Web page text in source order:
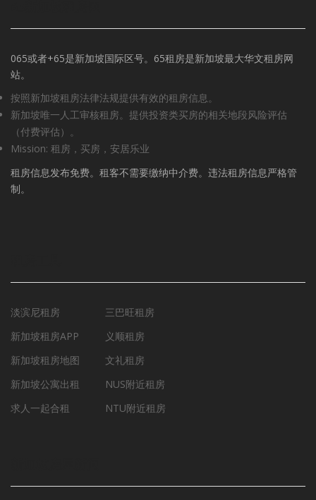
065或者+65是新加坡国际区号。65租房是新加坡最大华文租房网
站。
按照新加坡租房法律法规提供有效的租房信息。
新加坡唯一人工审核租房。提供投资类买房的相关地段风险评估
（付费评估）。
Mission: 租房，买房，安居乐业
租房信息发布免费。租客不需要缴纳中介费。违法租房信息严格管
制。
淡滨尼租房
新加坡租房APP
新加坡租房地图
新加坡公寓出租
求人一起合租
三巴旺租房
义顺租房
文礼租房
NUS附近租房
NTU附近租房